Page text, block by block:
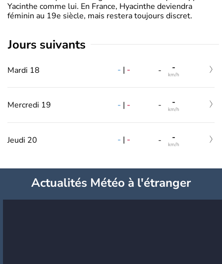
Yacinthe comme lui. En France, Hyacinthe deviendra
féminin au 19e siècle, mais restera toujours discret.
jours suivants
Mardi 18 - | - - -
km/h
Mercredi 19 - | - - -
km/h
Jeudi 20 - | - - -
km/h
Actualités Météo à l'étranger